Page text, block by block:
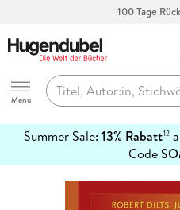
100 Tage
Hugendubel
Menu
Summer Sale: 13% Rabatt12
Code
erfahren